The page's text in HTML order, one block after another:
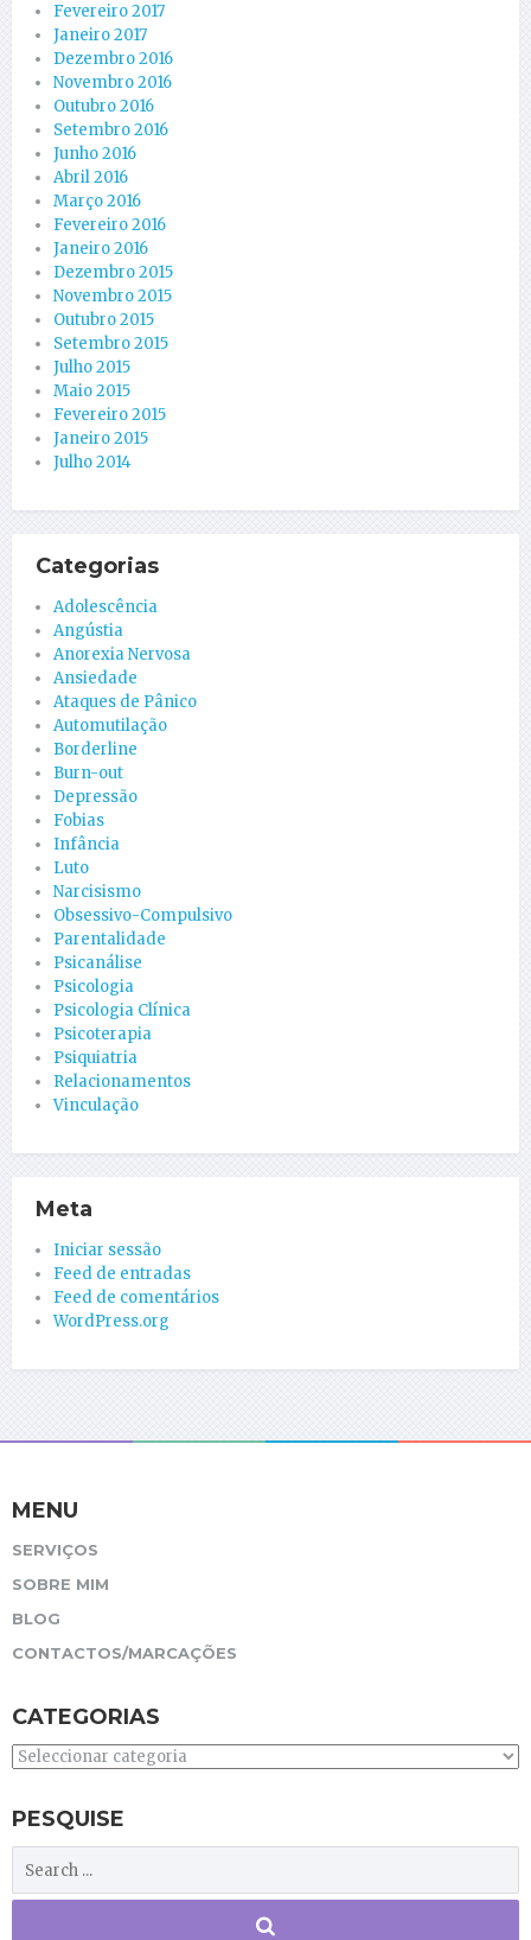
Fevereiro 2017
Janeiro 2017
Dezembro 2016
Novembro 2016
Outubro 2016
Setembro 2016
Junho 2016
Abril 2016
Março 2016
Fevereiro 2016
Janeiro 2016
Dezembro 2015
Novembro 2015
Outubro 2015
Setembro 2015
Julho 2015
Maio 2015
Fevereiro 2015
Janeiro 2015
Julho 2014
Categorias
Adolescência
Angústia
Anorexia Nervosa
Ansiedade
Ataques de Pânico
Automutilação
Borderline
Burn-out
Depressão
Fobias
Infância
Luto
Narcisismo
Obsessivo-Compulsivo
Parentalidade
Psicanálise
Psicologia
Psicologia Clínica
Psicoterapia
Psiquiatria
Relacionamentos
Vinculação
Meta
Iniciar sessão
Feed de entradas
Feed de comentários
WordPress.org
MENU
SERVIÇOS
SOBRE MIM
BLOG
CONTACTOS/MARCAÇÕES
CATEGORIAS
Categorias
PESQUISE